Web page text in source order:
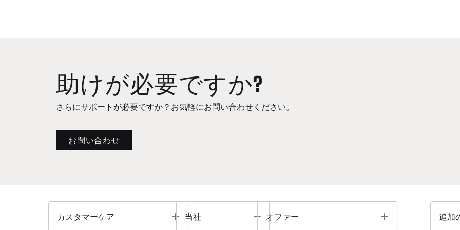
助けが必要ですか?
さらにサポートが必要ですか？お気軽にお問い合わせください。
お問い合わせ
カスタマーケア Toggle
当社 Toggle
オファー Toggle 追加